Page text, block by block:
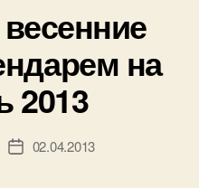
2014”
на
2013
Дата02.04.2013